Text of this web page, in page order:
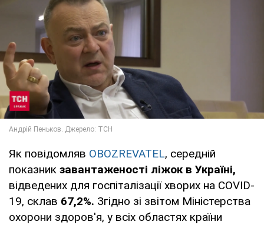
Як повідомляв OBOZREVATEL, середній
показник завантаженості ліжок в Україні,
відведених для госпіталізації хворих на COVID-
19, склав 67,2%. Згідно зі звітом Міністерства
охорони здоров'я, у всіх областях країни